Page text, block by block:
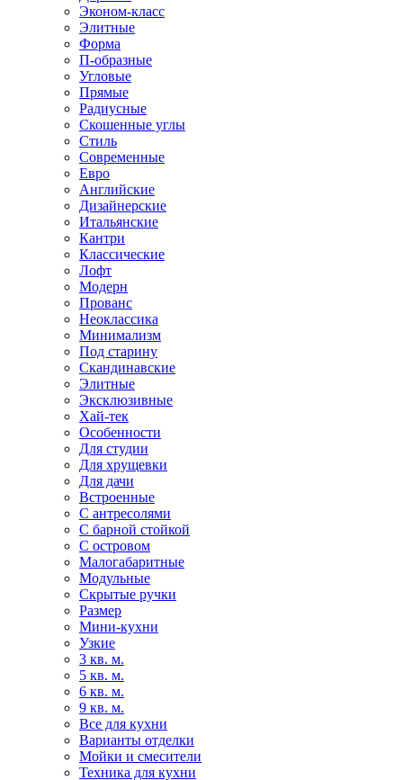
Эконом-класс
Элитные
Форма
П-образные
Угловые
Прямые
Радиусные
Скошенные углы
Стиль
Современные
Евро
Английские
Дизайнерские
Итальянские
Кантри
Классические
Лофт
Модерн
Прованс
Неоклассика
Минимализм
Под старину
Скандинавские
Элитные
Эксклюзивные
Хай-тек
Особенности
Для студии
Для хрущевки
Для дачи
Встроенные
С антресолями
С барной стойкой
С островом
Малогабаритные
Модульные
Скрытые ручки
Размер
Мини-кухни
Узкие
3 кв. м.
5 кв. м.
6 кв. м.
9 кв. м.
Все для кухни
Варианты отделки
Мойки и смесители
Техника для кухни